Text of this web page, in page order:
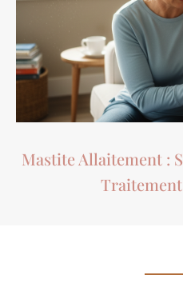
Mastite Allaitement :